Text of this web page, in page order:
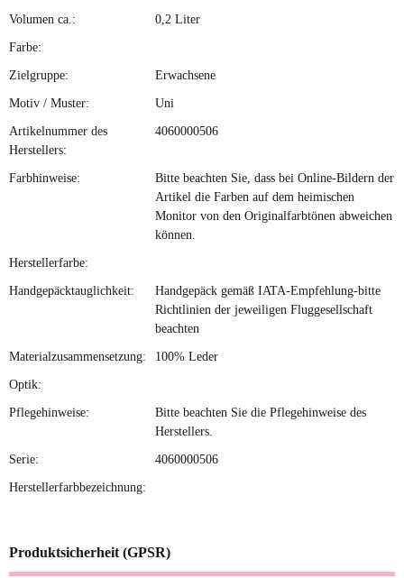
Volumen ca.: 0,2 Liter
Farbe:
Zielgruppe: Erwachsene
Motiv / Muster: Uni
Artikelnummer des
Herstellers:
4060000506
Farbhinweise:
Bitte beachten Sie, dass bei Online-Bildern der
Artikel die Farben auf dem heimischen
Monitor von den Originalfarbtönen abweichen
können.
Herstellerfarbe:
Handgepäcktauglichkeit:
Handgepäck gemäß IATA-Empfehlung-bitte
Richtlinien der jeweiligen Fluggesellschaft
beachten
Materialzusammensetzung: 100% Leder
Optik:
Pflegehinweise:
Bitte beachten Sie die Pflegehinweise des
Herstellers.
Serie: 4060000506
Herstellerfarbbezeichnung:
Produktsicherheit (GPSR)